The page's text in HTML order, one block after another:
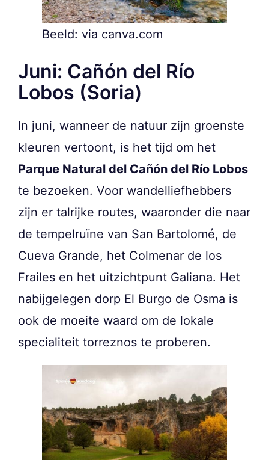
Beeld: via canva.com
Juni: Cañón del Río
Lobos (Soria)
In juni, wanneer de natuur zijn groenste
kleuren vertoont, is het tijd om het
Parque Natural del Cañón del Río Lobos
te bezoeken. Voor wandelliefhebbers
zijn er talrijke routes, waaronder die naar
de tempelruïne van San Bartolomé, de
Cueva Grande, het Colmenar de los
Frailes en het uitzichtpunt Galiana. Het
nabijgelegen dorp El Burgo de Osma is
ook de moeite waard om de lokale
specialiteit torreznos te proberen.